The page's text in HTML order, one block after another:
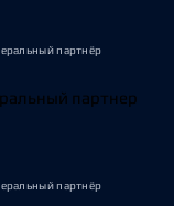
партнёр
партнёр